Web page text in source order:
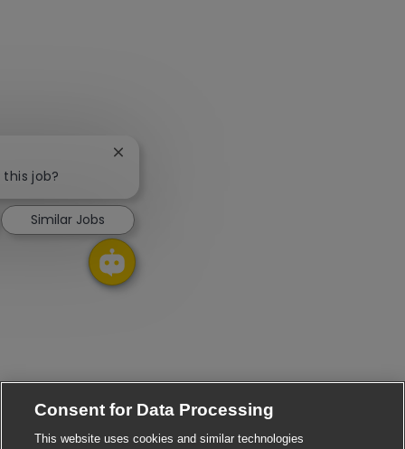
job?
Close chatbot notification
Similar Jobs
Consent for Data Processing
This website uses cookies and similar technologies